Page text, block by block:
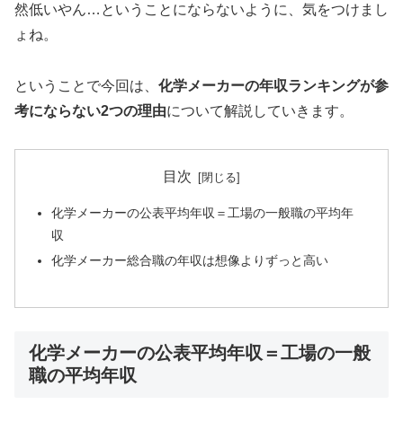
然低いやん…ということにならないように、気をつけまし
ょね。
ということで今回は、 化学メーカーの年収ランキングが参
考にならない2つの理由について解説していきます。
目次
化学メーカーの公表平均年収＝工場の一般職の平均年
収
化学メーカー総合職の年収は想像よりずっと高い
化学メーカーの公表平均年収＝工場の一般
職の平均年収